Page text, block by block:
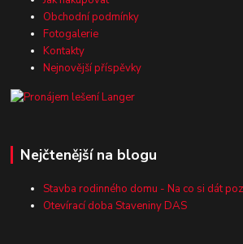
Obchodní podmínky
Fotogalerie
Kontakty
Nejnovější příspěvky
Nejčtenější na blogu
Stavba rodinného domu - Na co si dát
Otevírací doba Staveniny DAS